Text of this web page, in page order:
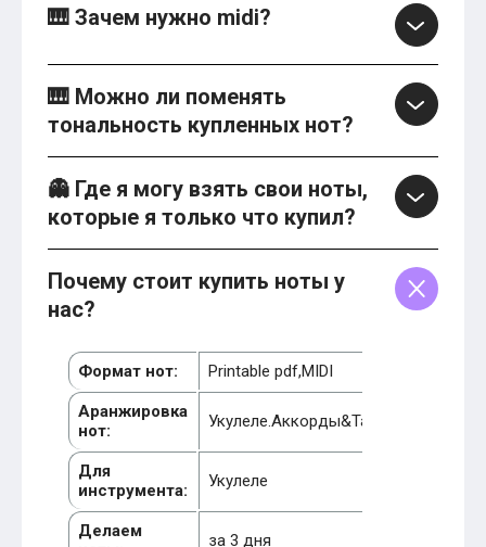
🎹 Зачем нужно midi?
🎹 Можно ли поменять
тональность купленных нот?
👻 Где я могу взять свои ноты,
которые я только что купил?
Почему стоит купить ноты у
нас?
Формат нот: Printable pdf,MIDI
Аранжировка
нот:
Укулеле.Аккорды&Табы
Для
инструмента:
Укулеле
Делаем
за 3 дня